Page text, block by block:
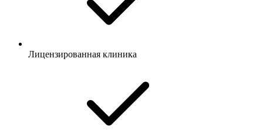
Лицензированная клиника